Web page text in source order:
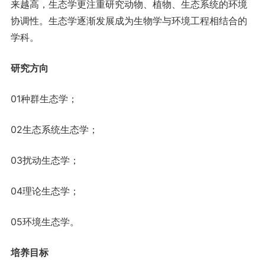
来越高，生态学更注重研究动物、植物、生态系统的环境
协调性。生态学逐渐发展成为生物学与环境工程相结合的
学科。
研究方向
01种群生态学；
02生态系统生态学；
03扰动生态学；
04理论生态学；
05环境生态学。
培养目标